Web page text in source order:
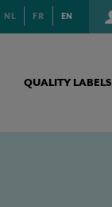
NL FR EN
QUALITY LABELS